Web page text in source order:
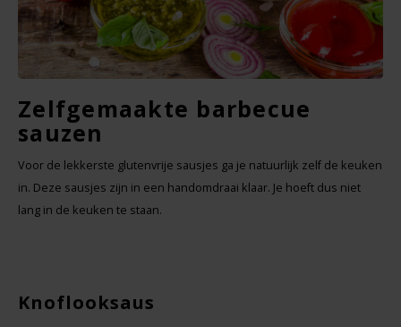
Noten, Zaden & Superfood
Healthy by Moms in shape
Bewuste Voeding
Miss Glutenvrij's Favorieten
Najaarsproducten
Bakvormen
Bonvita
Cenovis
Cereal
Zelfgemaakte barbecue
sauzen
Voor de lekkerste glutenvrije sausjes ga je natuurlijk zelf de keuken
in. Deze sausjes zijn in een handomdraai klaar. Je hoeft dus niet
lang in de keuken te staan.
Knoflooksaus